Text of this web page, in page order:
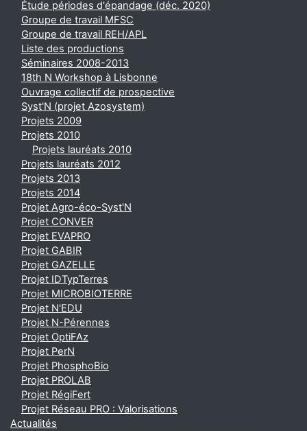
Étude périodes d'épandage (déc. 2020)
Groupe de travail MFSC
Groupe de travail REH/APL
Liste des productions
Séminaires 2008-2013
18th N Workshop à Lisbonne
Ouvrage collectif de prospective
Syst'N (projet Azosystem)
Projets 2009
Projets 2010
Projets lauréats 2010
Projets lauréats 2012
Projets 2013
Projets 2014
Projet Agro-éco-Syst'N
Projet CONVER
Projet EVAPRO
Projet GABIR
Projet GAZELLE
Projet IDTypTerres
Projet MICROBIOTERRE
Projet N'EDU
Projet N-Pérennes
Projet OptiFAz
Projet PerN
Projet PhosphoBio
Projet PROLAB
Projet RégiFert
Projet Réseau PRO : Valorisations
Actualités